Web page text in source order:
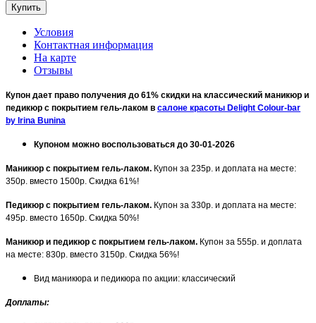
Условия
Контактная информация
На карте
Отзывы
Купон дает право получения до 61% скидки на классический маникюр и
педикюр с покрытием гель-лаком в салоне красоты Delight Colour-bar
by Irina Bunina
Купоном можно воспользоваться до 30-01-2026
Маникюр с покрытием гель-лаком. Купон за 235р. и доплата на месте:
350р. вместо 1500р. Скидка 61%!
Педикюр с покрытием гель-лаком. Купон за 330р. и доплата на месте:
495р. вместо 1650р. Скидка 50%!
Маникюр и педикюр с покрытием гель-лаком. Купон за 555р. и доплата
на месте: 830р. вместо 3150р. Скидка 56%!
Вид маникюра и педикюра по акции: классический
Доплаты: